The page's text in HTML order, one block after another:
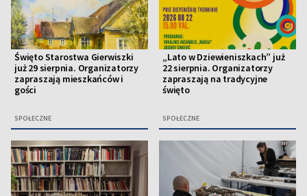
Święto Starostwa Gierwiszki
już 29 sierpnia. Organizatorzy
zapraszają mieszkańców i
gości
SPOŁECZNE
„Lato w Dziewieniszkach” już
22 sierpnia. Organizatorzy
zapraszają na tradycyjne
święto
SPOŁECZNE